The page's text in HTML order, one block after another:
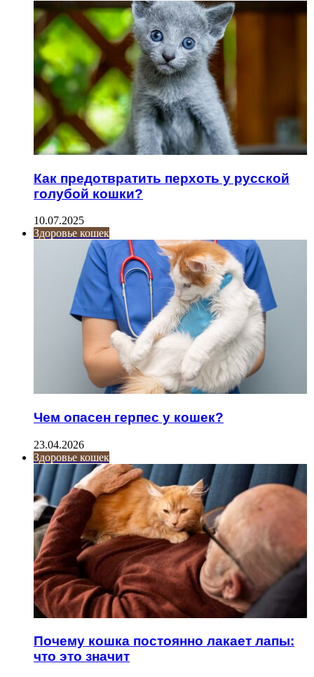
Как предотвратить перхоть у русской
голубой кошки?
10.07.2025
Здоровье кошек
Чем опасен герпес у кошек?
23.04.2026
Здоровье кошек
Почему кошка постоянно лакает лапы:
что это значит